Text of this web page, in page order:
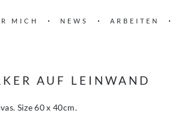
MICH NEWS ARBEITEN
AUF LEINWAND
Size 60 x 40cm.